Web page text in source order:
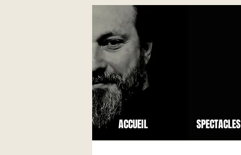
ACCUEIL SPECTACLES